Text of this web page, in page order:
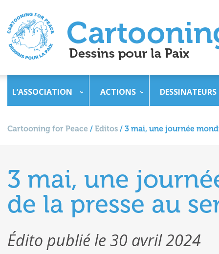
L’ASSOCIATION ACTIONS DESSINATEURS
Cartooning for Peace / Editos / 3 mai, une journée
3 mai, une
de la presse au
Édito publié le 30 avril 2024